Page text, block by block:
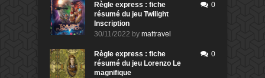
Règle express : fiche
résumé du jeu Twilight
Inscription
30/11/2022 by mattravel
0
Règle express : fiche
résumé du jeu Lorenzo Le
magnifique
0